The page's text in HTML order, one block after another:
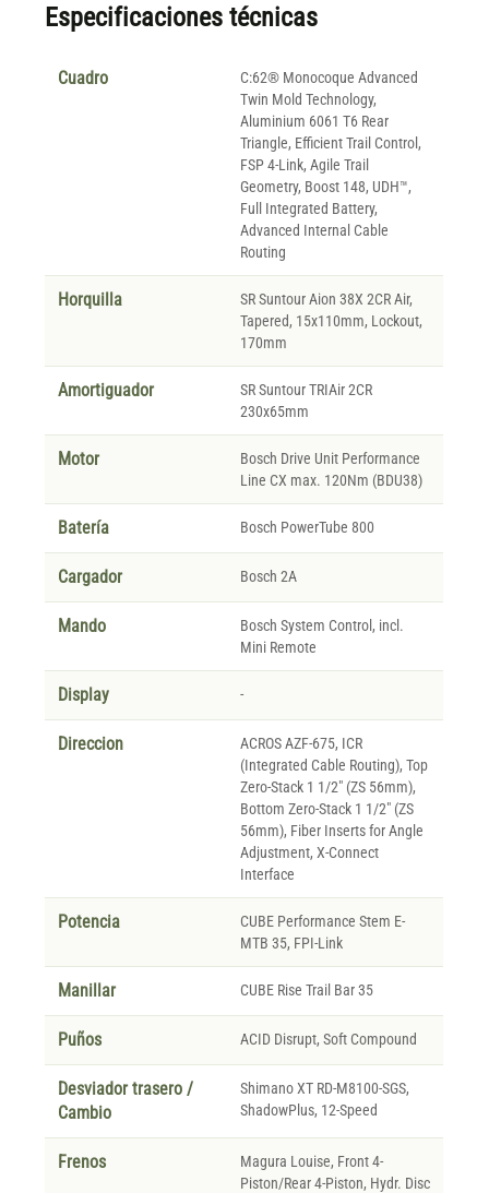
Especificaciones técnicas
Cuadro
C:62® Monocoque Advanced
Twin Mold Technology,
Aluminium 6061 T6 Rear
Triangle, Efficient Trail Control,
FSP 4-Link, Agile Trail
Geometry, Boost 148, UDH™,
Full Integrated Battery,
Advanced Internal Cable
Routing
Horquilla
SR Suntour Aion 38X 2CR Air,
Tapered, 15x110mm, Lockout,
170mm
Amortiguador
SR Suntour TRIAir 2CR
230x65mm
Motor
Bosch Drive Unit Performance
Line CX max. 120Nm (BDU38)
Batería Bosch PowerTube 800
Cargador Bosch 2A
Mando
Bosch System Control, incl.
Mini Remote
Display -
Direccion
ACROS AZF-675, ICR
(Integrated Cable Routing), Top
Zero-Stack 1 1/2" (ZS 56mm),
Bottom Zero-Stack 1 1/2" (ZS
56mm), Fiber Inserts for Angle
Adjustment, X-Connect
Interface
Potencia
CUBE Performance Stem E-
MTB 35, FPI-Link
Manillar CUBE Rise Trail Bar 35
Puños ACID Disrupt, Soft Compound
Desviador trasero /
Cambio
Shimano XT RD-M8100-SGS,
ShadowPlus, 12-Speed
Frenos
Magura Louise, Front 4-
Piston/Rear 4-Piston, Hydr. Disc